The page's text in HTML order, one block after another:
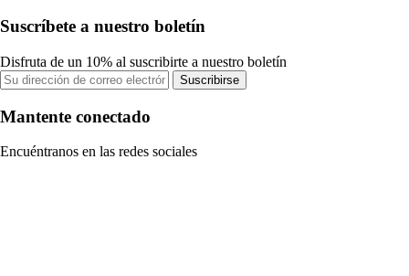
Suscríbete a nuestro boletín
Disfruta de un 10% al suscribirte a nuestro boletín
Suscribirse
Mantente conectado
Encuéntranos en las redes sociales